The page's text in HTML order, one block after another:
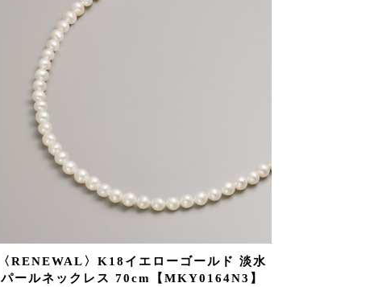
〈RENEWAL〉K18イエローゴールド 淡水
パールネックレス 70cm【MKY0164N3】